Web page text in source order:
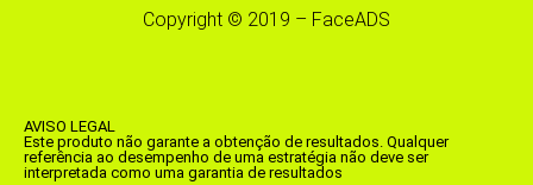
Copyright © 2019 – FaceADS
AVISO LEGAL
Este produto não garante a obtenção de resultados. Qualquer
referência ao desempenho de uma estratégia não deve ser
interpretada como uma garantia de resultados